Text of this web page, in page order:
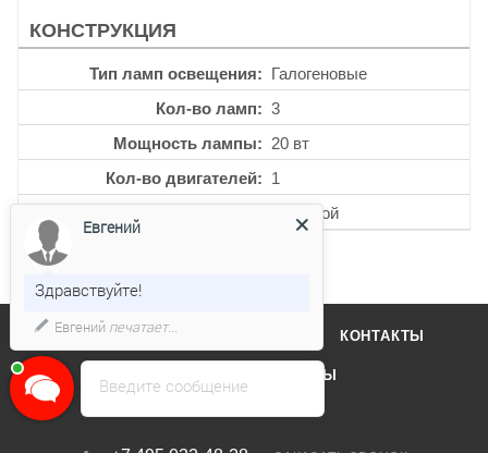
КОНСТРУКЦИЯ
Тип ламп освещения
Галогеновые
Кол-во ламп
3
Мощность лампы
20 вт
Кол-во двигателей
1
Жировой
О КОМПАНИИ КОНТАКТЫ
БРЕНДЫ
Введите сообщение
Евгений
Здравствуйте!
Евгенийпечатает...